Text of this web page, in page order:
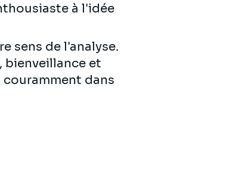
à l'idée
sens de l'analyse.
bienveillance et
dans